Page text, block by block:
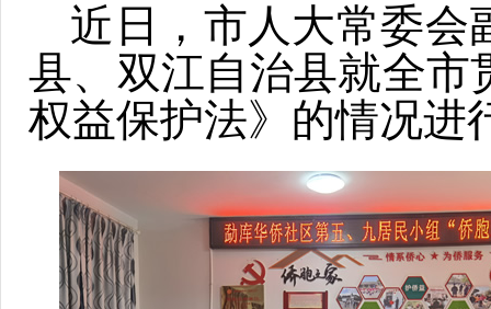
近日，市人大常委会
县、双江自治县就全市
权益保护法》的情况进